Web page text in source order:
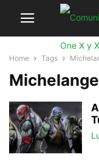
Home Tags